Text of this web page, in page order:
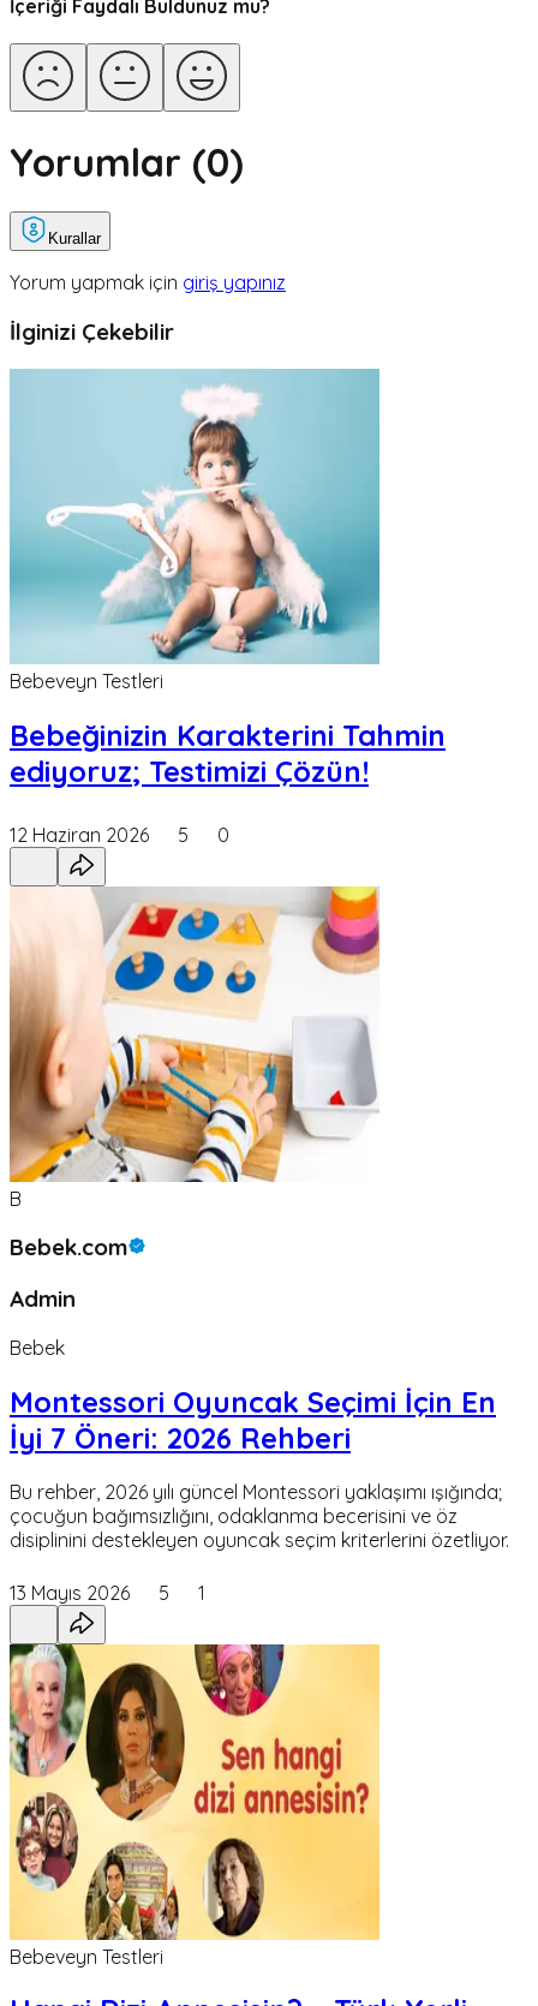
İçeriği Faydalı Buldunuz mu?
Yorumlar (0)
Kurallar
Yorum yapmak için giriş yapınız
İlginizi Çekebilir
Bebeveyn Testleri
Bebeğinizin Karakterini Tahmin
ediyoruz; Testimizi Çözün!
12 Haziran 2026 5 0
B
Bebek.com
Admin
Bebek
Montessori Oyuncak Seçimi İçin En
İyi 7 Öneri: 2026 Rehberi
Bu rehber, 2026 yılı güncel Montessori yaklaşımı ışığında;
çocuğun bağımsızlığını, odaklanma becerisini ve öz
disiplinini destekleyen oyuncak seçim kriterlerini özetliyor.
13 Mayıs 2026 5 1
Bebeveyn Testleri